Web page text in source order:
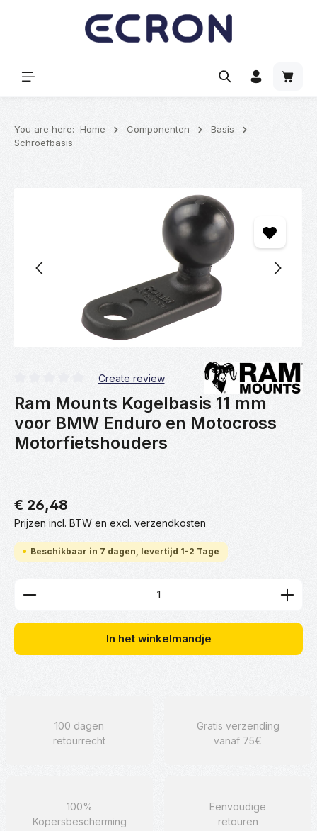
You are here: Home Componenten
Basis
Schroefbasis
Gemiddelde waardering van 0 van 5 sterren
Create review
Ram Mounts Kogelbasis 11 mm
voor BMW Enduro en Motocross
Motorfietshouders
€ 26,48
Prijzen incl. BTW en excl. verzendkosten
Beschikbaar in 7 dagen, levertijd 1-2 Tage
Producthoeveelheid: Voer de gewenste
In het winkelmandje
100 dagen
retourrecht
Gratis verzending
vanaf 75€
100%
Kopersbescherming
Eenvoudige
retouren